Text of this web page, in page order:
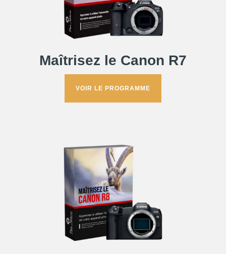
Maîtrisez le Canon R7
VOIR LE PROGRAMME